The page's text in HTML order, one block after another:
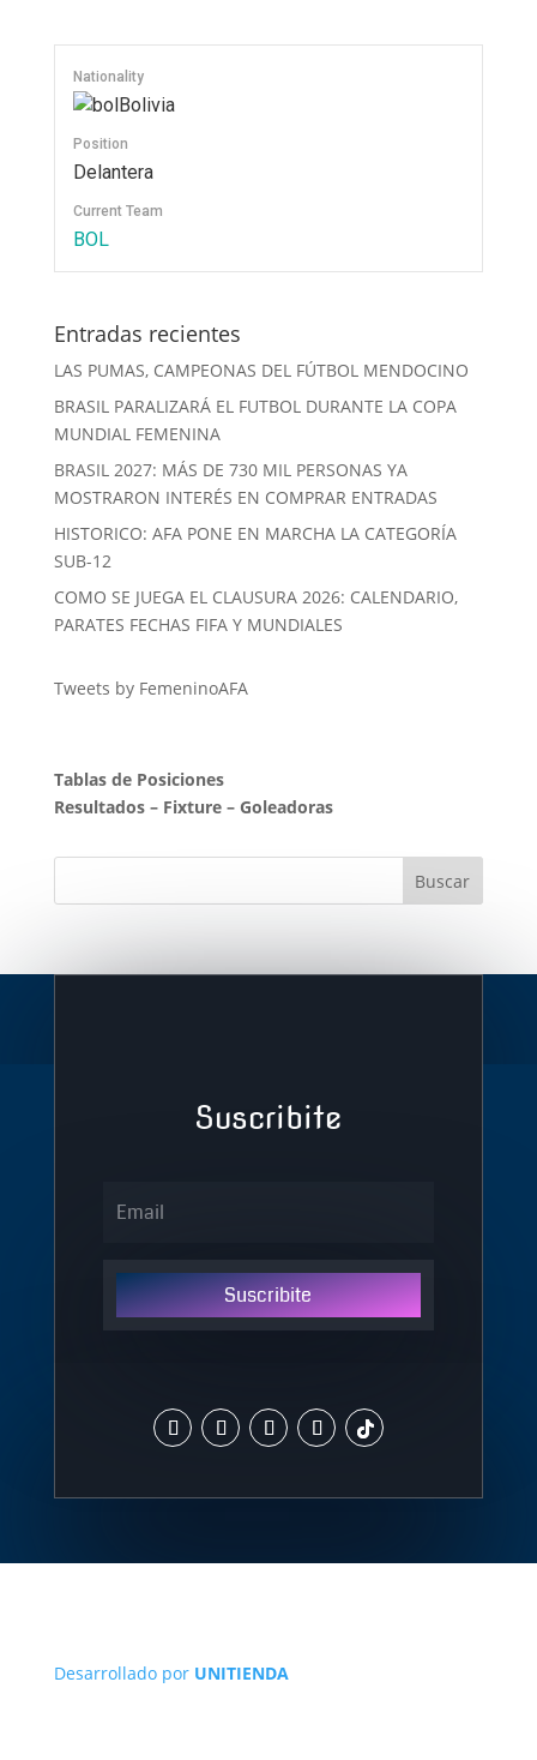
Nationality
Bolivia
Position
Delantera
Current Team
BOL
Entradas recientes
LAS PUMAS, CAMPEONAS DEL FÚTBOL MENDOCINO
BRASIL PARALIZARÁ EL FUTBOL DURANTE LA COPA
MUNDIAL FEMENINA
BRASIL 2027: MÁS DE 730 MIL PERSONAS YA
MOSTRARON INTERÉS EN COMPRAR ENTRADAS
HISTORICO: AFA PONE EN MARCHA LA CATEGORÍA
SUB-12
COMO SE JUEGA EL CLAUSURA 2026: CALENDARIO,
PARATES FECHAS FIFA Y MUNDIALES
Tweets by FemeninoAFA
Tablas de Posiciones
Resultados– Fixture– Goleadoras
Suscribite
Suscribite
Desarrollado por UNITIENDA